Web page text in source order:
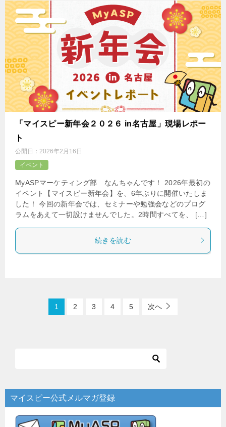
「マイスピー新年会２０２６ in名古屋」現場レポー
ト
公開日： 2026年2月16日
イベント
MyASPマーケティング部 なんちゃんです！ 2026年最初の
イベント【マイスピー新年会】を、6年ぶりに開催いたしま
した！ 今回の新年会では、セミナーや勉強会などのプログ
ラムをあえて一切設けませんでした。2時間すべてを、 […]
続きを読む
1 2 3 4 5 次へ
マイスピー公式メルマガ登録